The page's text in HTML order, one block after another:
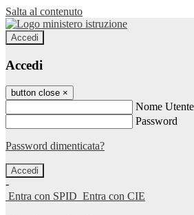
Salta al contenuto
Accedi
Accedi
button close ×
Nome Utente
Password
Password dimenticata?
-
Entra con SPID Entra con CIE